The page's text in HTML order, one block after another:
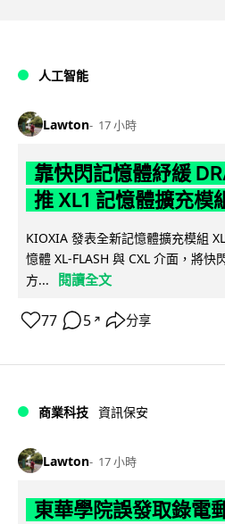
人工智能
Lawton 17 小時
靠快閃記憶體紓緩
推 XL1 記憶體擴充模
KIOXIA 發表全新記憶體擴充模組
憶體 XL-FLASH 與 CXL 介面，將
方...
閱讀全文
77 5 ↗ 分享
商業科技 資訊保安
Lawton 17 小時
東華學院誤發取錄電